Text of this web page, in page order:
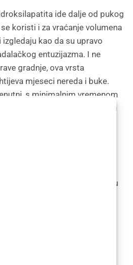
ide dalje od pukog
koristi i za vraćanje volumena
kao da su upravo
entuzijazma. I ne
gradnje, ova vrsta
mjeseci nereda i buke.
s minimalnim vremenom
možete brzo nastaviti s vašim
poput planiranja sljedeće
kontekstu, scrollanja
je poput tajnog
diskretno radi na unapređenju
mladolikost i svježinu bez
njegovih tajni svima osim
od našeg pouzdanog
reći zbogom bora i
dane kada je naše lice bilo